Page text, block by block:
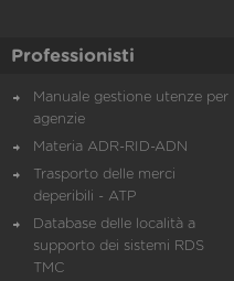
Professionisti
Manuale gestione utenze per
agenzie
Materia ADR-RID-ADN
Trasporto delle merci
deperibili - ATP
Database delle località a
supporto dei sistemi RDS
TMC